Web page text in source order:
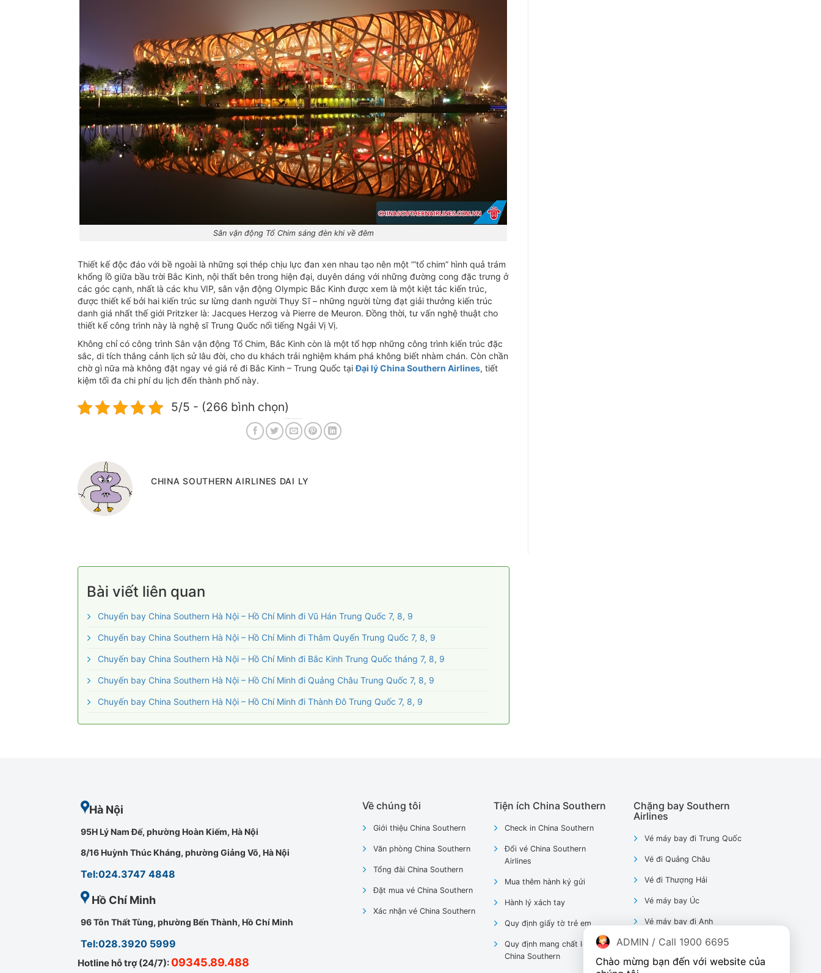
Sân vận động Tổ Chim sáng đèn khi về đêm
Thiết kế độc đáo với bề ngoài là những sợi thép chịu lực đan xen nhau tạo nên một ‘”tổ chim” hình quả trám
khổng lồ giữa bầu trời Bắc Kinh, nội thất bên trong hiện đại, duyên dáng với những đường cong đặc trưng ở
các góc cạnh, nhất là các khu VIP, sân vận động Olympic Bắc Kinh được xem là một kiệt tác kiến trúc,
được thiết kế bởi hai kiến trúc sư lừng danh người Thụy Sĩ – những người từng đạt giải thưởng kiến trúc
danh giá nhất thế giới Pritzker là: Jacques Herzog và Pierre de Meuron. Đồng thời, tư vấn nghệ thuật cho
thiết kế công trình này là nghệ sĩ Trung Quốc nổi tiếng Ngải Vị Vị.
Không chỉ có công trình Sân vận động Tổ Chim, Bắc Kinh còn là một tổ hợp những công trình kiến trúc đặc
sắc, di tích thắng cảnh lịch sử lâu đời, cho du khách trải nghiệm khám phá không biết nhàm chán. Còn chần
chờ gì nữa mà không đặt ngay vé giá rẻ đi Bắc Kinh – Trung Quốc tạiĐại lý China Southern Airlines, tiết
kiệm tối đa chi phí du lịch đến thành phố này.
5/5 - (266 bình chọn)
CHINA SOUTHERN AIRLINES DAI LY
Bài viết liên quan
Chuyến bay China Southern Hà Nội – Hồ Chí Minh đi Vũ Hán Trung Quốc 7, 8, 9
Chuyến bay China Southern Hà Nội – Hồ Chí Minh đi Thâm Quyến Trung Quốc 7, 8, 9
Chuyến bay China Southern Hà Nội – Hồ Chí Minh đi Bắc Kinh Trung Quốc tháng 7, 8, 9
Chuyến bay China Southern Hà Nội – Hồ Chí Minh đi Quảng Châu Trung Quốc 7, 8, 9
Chuyến bay China Southern Hà Nội – Hồ Chí Minh đi Thành Đô Trung Quốc 7, 8, 9
Hà Nội
95H Lý Nam Đế, phường Hoàn Kiếm, Hà Nội
8/16 Huỳnh Thúc Kháng, phường Giảng Võ, Hà Nội
Tel:024.3747 4848
Hồ Chí Minh
96 Tôn Thất Tùng, phường Bến Thành, Hồ Chí Minh
Tel:028.3920 5999
Hotline hỗ trợ (24/7): 09345.89.488
Về chúng tôi
Giới thiệu China Southern
Văn phòng China Southern
Tổng đài China Southern
Đặt mua vé China Southern
Xác nhận vé China Southern
Tiện ích China Southern
Check in China Southern
Đổi vé China Southern
Airlines
Mua thêm hành ký gửi
Hành lý xách tay
Quy định giấy tờ trẻ em
Quy định mang chất lỏng
China Southern
Chặng bay Southern
Airlines
Vé máy bay đi Trung Quốc
Vé đi Quảng Châu
Vé đi Thượng Hải
Vé máy bay Úc
Vé máy bay đi Anh
Vé máy bay đi Pháp
Vé máy bay đi Mỹ
ADMIN / Call 1900 6695
Chào mừng bạn đến với website của